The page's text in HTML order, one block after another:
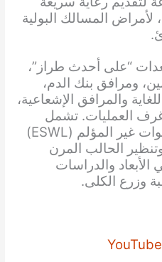
المسالك البولية
“على أحدث طراز”،
ومرافق بنك الدم،
والمرافق الإشعاعية،
العمليات. تشمل
بعض المرافق تفتيت الحصوات غير المؤلم (ESWL)
الحالب المرن
الأبعاد والدراسات
وزرع الكلى.